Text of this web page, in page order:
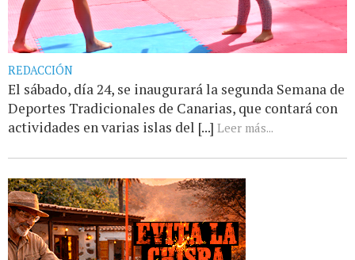
REDACCIÓN
El sábado, día 24, se inaugurará la segunda Semana de
Deportes Tradicionales de Canarias, que contará con
actividades en varias islas del [...] Leer más...